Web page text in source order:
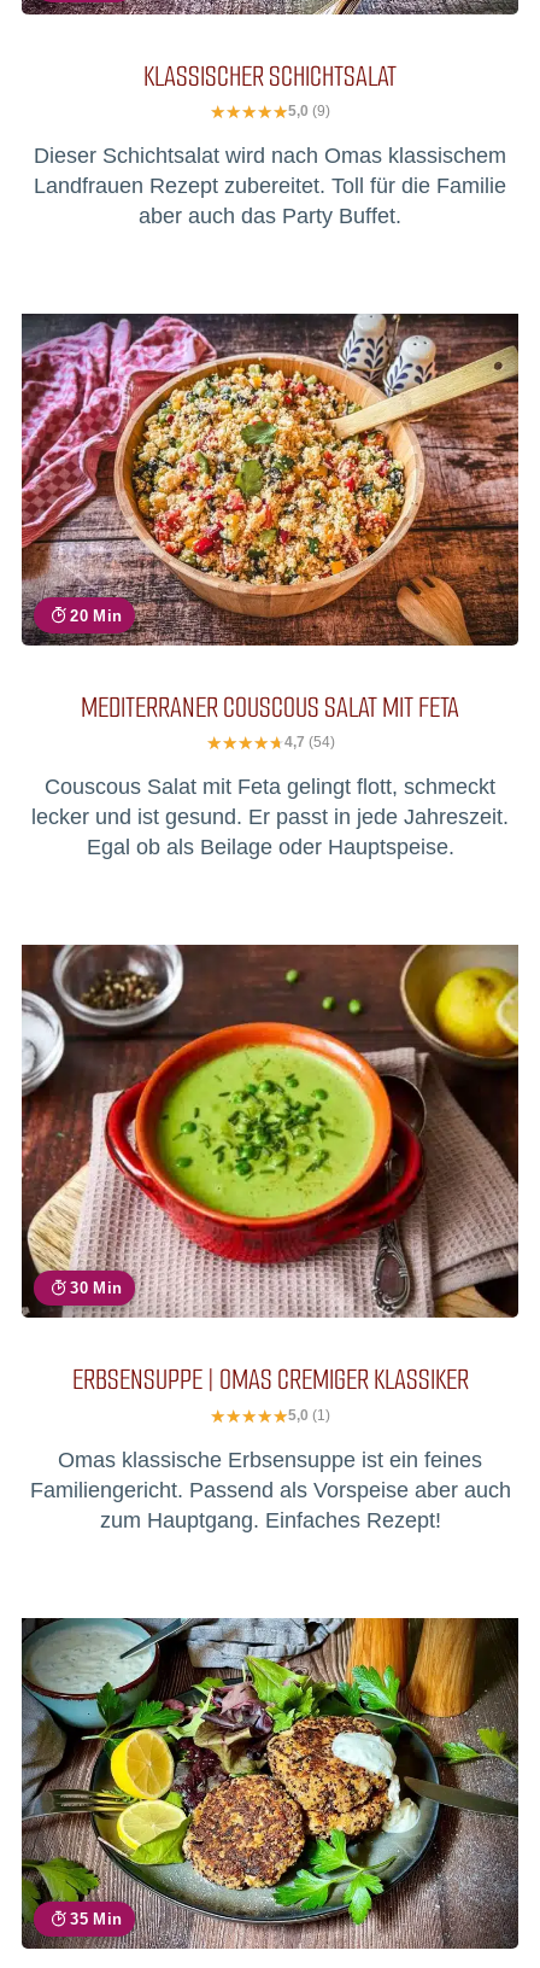
KLASSISCHER SCHICHTSALAT
5,0 (9)
Dieser Schichtsalat wird nach Omas klassischem
Landfrauen Rezept zubereitet. Toll für die Familie
aber auch das Party Buffet.
20 Min
MEDITERRANER COUSCOUS SALAT MIT FETA
4,7 (54)
Couscous Salat mit Feta gelingt flott, schmeckt
lecker und ist gesund. Er passt in jede Jahreszeit.
Egal ob als Beilage oder Hauptspeise.
30 Min
ERBSENSUPPE | OMAS CREMIGER KLASSIKER
5,0 (1)
Omas klassische Erbsensuppe ist ein feines
Familiengericht. Passend als Vorspeise aber auch
zum Hauptgang. Einfaches Rezept!
35 Min